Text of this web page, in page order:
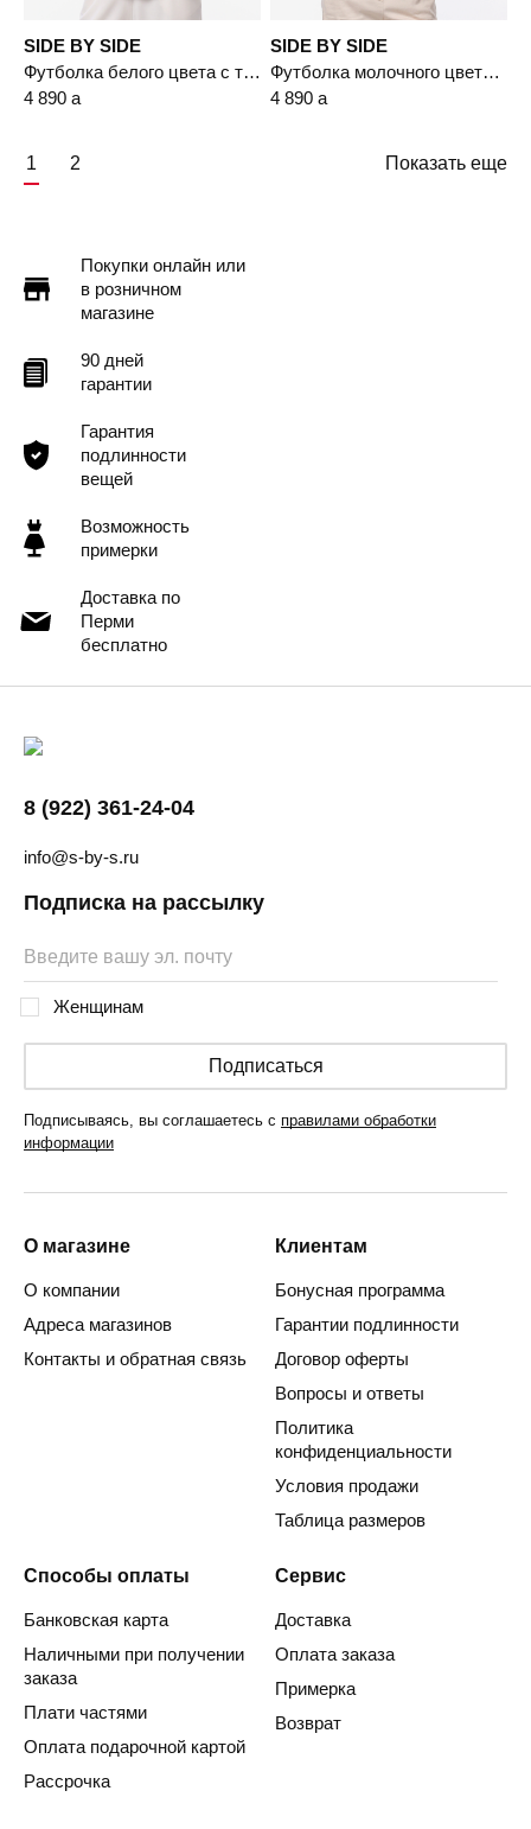
SIDE BY SIDE
Футболка белого цвета с термоаппликацией из смесовой вискозы
4 890 a
SIDE BY SIDE
Футболка молочного цвета из смесовой вискозы
4 890 a
1 2 Показать еще
Покупки онлайн или
в розничном
магазине
90 дней
гарантии
Гарантия
подлинности
вещей
Возможность
примерки
Доставка по
Перми
бесплатно
8 (922) 361-24-04
info@s-by-s.ru
Подписка на рассылку
Женщинам
Подписаться
Подписываясь, вы соглашаетесь с правилами обработки
информации
О магазине
О компании
Адреса магазинов
Контакты и обратная связь
Клиентам
Бонусная программа
Гарантии подлинности
Договор оферты
Вопросы и ответы
Политика
конфиденциальности
Условия продажи
Таблица размеров
Способы оплаты
Банковская карта
Наличными при получении
заказа
Плати частями
Оплата подарочной картой
Рассрочка
Сервис
Доставка
Оплата заказа
Примерка
Возврат